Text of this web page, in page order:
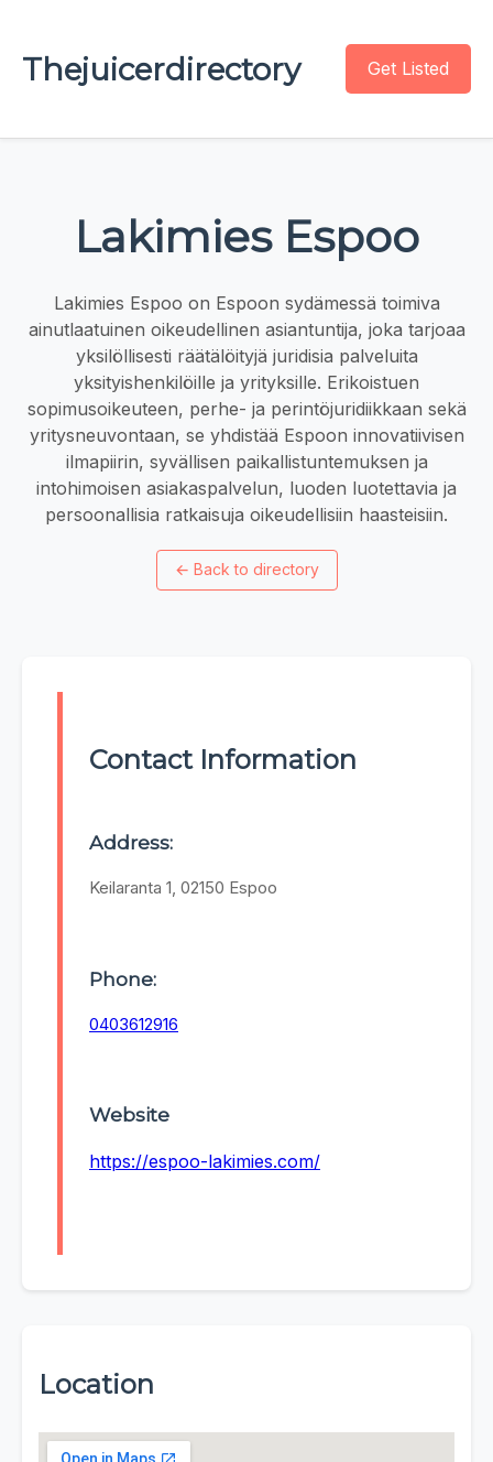
Thejuicerdirectory Get Listed
Lakimies Espoo
Lakimies Espoo on Espoon sydämessä toimiva
ainutlaatuinen oikeudellinen asiantuntija, joka tarjoaa
yksilöllisesti räätälöityjä juridisia palveluita
yksityishenkilöille ja yrityksille. Erikoistuen
sopimusoikeuteen, perhe- ja perintöjuridiikkaan sekä
yritysneuvontaan, se yhdistää Espoon innovatiivisen
ilmapiirin, syvällisen paikallistuntemuksen ja
intohimoisen asiakaspalvelun, luoden luotettavia ja
persoonallisia ratkaisuja oikeudellisiin haasteisiin.
← Back to directory
Contact Information
Address:
Keilaranta 1, 02150 Espoo
Phone:
0403612916
Website
https://espoo-lakimies.com/
Location